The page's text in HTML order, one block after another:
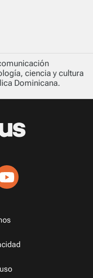
ciencia y cultura
Dominicana.